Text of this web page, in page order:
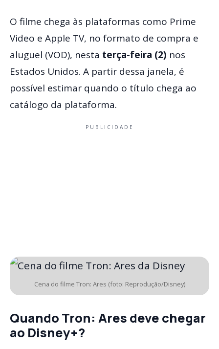
O filme chega às plataformas como Prime
Video e Apple TV, no formato de compra e
aluguel (VOD), nesta terça-feira (2) nos
Estados Unidos. A partir dessa janela, é
possível estimar quando o título chega ao
catálogo da plataforma.
PUBLICIDADE
Cena do filme Tron: Ares (foto: Reprodução/Disney)
Quando Tron: Ares deve chegar
ao Disney+?